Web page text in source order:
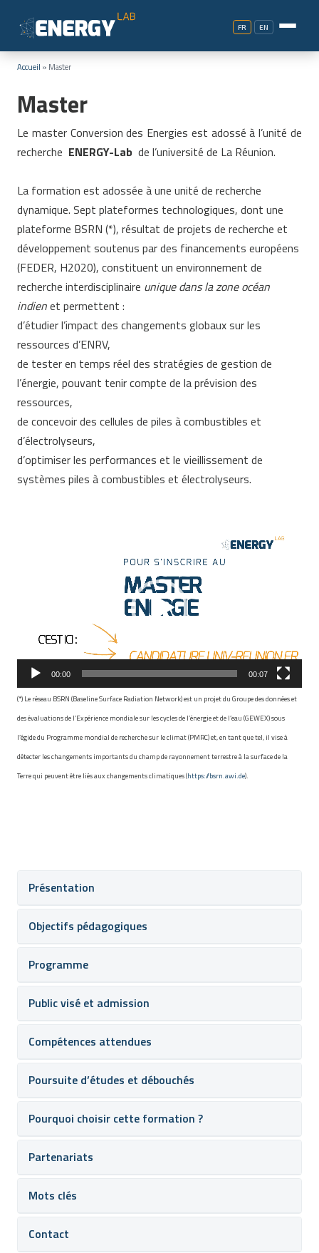
FR EN
Accueil » Master
Master
Le master Conversion des Energies est adossé à l’unité de
recherche ENERGY-Lab de l’université de La Réunion.
La formation est adossée à une unité de recherche
dynamique. Sept plateformes technologiques, dont une
plateforme BSRN (*), résultat de projets de recherche et
développement soutenus par des financements européens
(FEDER, H2020), constituent un environnement de
recherche interdisciplinaire unique dans la zone océan
indienet permettent :
d’étudier l’impact des changements globaux sur les
ressources d’ENRV,
de tester en temps réel des stratégies de gestion de
l’énergie, pouvant tenir compte de la prévision des
ressources,
de concevoir des cellules de piles à combustibles et
d’électrolyseurs,
d’optimiser les performances et le vieillissement de
systèmes piles à combustibles et électrolyseurs.
00:00 00:07
(*) Le réseau BSRN (Baseline Surface Radiation Network) est un projet du Groupe des données et
des évaluations de l’Expérience mondiale sur les cycles de l’énergie et de l’eau (GEWEX) sous
l’égide du Programme mondial de recherche sur le climat (PMRC) et, en tant que tel, il vise à
détecter les changements importants du champ de rayonnement terrestre à la surface de la
Terre qui peuvent être liés aux changements climatiques (https://bsrn.awi.de).
Présentation
Objectifs pédagogiques
Programme
Public visé et admission
Compétences attendues
Poursuite d’études et débouchés
Pourquoi choisir cette formation ?
Partenariats
Mots clés
Contact